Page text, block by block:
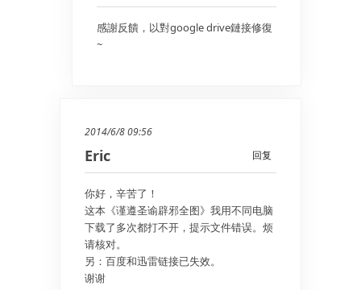
感謝反饋，以對google drive鏈接修復
~
2014/6/8 09:56
回复
Eric
你好，辛苦了！
这本《谨遵圣谕辟邪全图》我用不同电脑
下载了多次都打不开，提示文件错误。烦
请核对。
另：百度和迅雷链接已失效。
谢谢